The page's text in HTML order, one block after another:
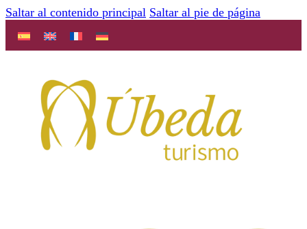
Saltar al contenido principal Saltar al pie de página